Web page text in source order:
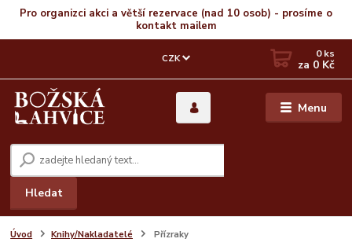
Pro organizci akci a větší rezervace (nad 10 osob) - prosíme o
kontakt mailem
Menu
CZK
Hledat
0ks
za 0 Kč
Úvod Knihy/Nakladatelé Přízraky